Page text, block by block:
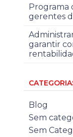
Programa
gerentes
garantir
Blog
Sem
Sem